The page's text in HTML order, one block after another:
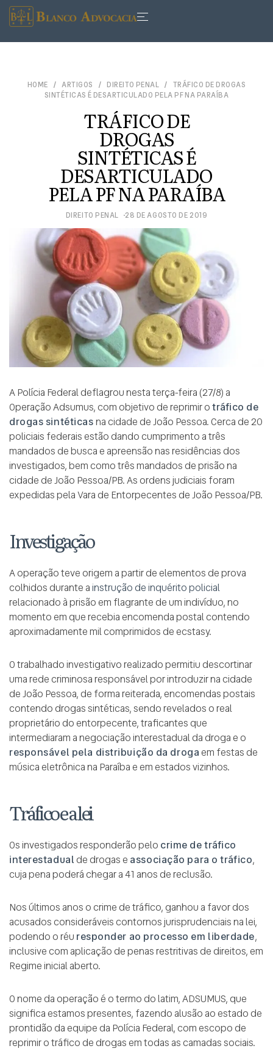
HOME ARTIGOS DIREITO PENAL
TRÁFICO DE DROGAS
SINTÉTICAS É DESARTICULADO PELA PF NA PARAÍBA
TRÁFICO DE
DROGAS
SINTÉTICAS É
DESARTICULADO
PELA PF NA PARAÍBA
DIREITO PENAL 28 DE AGOSTO DE 2019
A Polícia Federal deflagrou nesta terça-feira (27/8) a
Operação Adsumus, com objetivo de reprimir otráfico de
drogas sintéticasna cidade de João Pessoa. Cerca de 20
policiais federais estão dando cumprimento a três
mandados de busca e apreensão nas residências dos
investigados, bem como três mandados de prisão na
cidade de João Pessoa/PB. As ordens judiciais foram
expedidas pela Vara de Entorpecentes de João Pessoa/PB.
Investigação
A operação teve origem a partir de elementos de prova
colhidos durante ainstrução de inquérito policial
relacionado à prisão em flagrante de um indivíduo, no
momento em que recebia encomenda postal contendo
aproximadamente mil comprimidos de ecstasy.
O trabalhado investigativo realizado permitiu descortinar
uma rede criminosa responsável por introduzir na cidade
de João Pessoa, de forma reiterada, encomendas postais
contendo drogas sintéticas, sendo revelados o real
proprietário do entorpecente, traficantes que
intermediaram a negociação interestadual da droga e o
responsável pela distribuição da drogaem festas de
música eletrônica na Paraíba e em estados vizinhos.
Tráfico e a lei
Os investigados responderão pelo crime de tráfico
interestadualde drogas e associação para o tráfico,
cuja pena poderá chegar a 41 anos de reclusão.
Nos últimos anos o crime de tráfico, ganhou a favor dos
acusados consideráveis contornos jurisprudenciais na lei,
podendo o réu responder ao processo em liberdade,
inclusive com aplicação de penas restritivas de direitos, em
Regime inicial aberto.
O nome da operação é o termo do latim, ADSUMUS, que
significa estamos presentes, fazendo alusão ao estado de
prontidão da equipe da Polícia Federal, com escopo de
reprimir o tráfico de drogas em todas as camadas sociais.